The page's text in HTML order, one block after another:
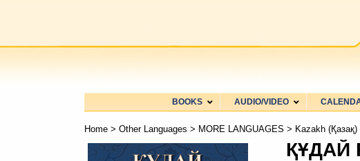
BOOKS AUDIO/VIDEO
Home > Other Languages > MORE LANGUAGES > Kazakh (Қазақ)
ҚҰДАЙ